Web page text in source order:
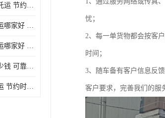
西安到张家口轿车托运 节约时间 随时查询车辆时实位置
西安到曲靖轿车托运哪家好 方便快捷 用户享受上门提送车辆
西安到铜川轿车托运哪家好 节约时间精力 在途运输一对一客服
西安到恩施货运多少钱 可靠性高 灵活性高 持续性长
西安到黄南轿车托运 节约时间 随时查询车辆时实位置
忧；
2、每一单货物都会按客
时间；
3、随车备有客户信息反
客户要求，完善我们的服